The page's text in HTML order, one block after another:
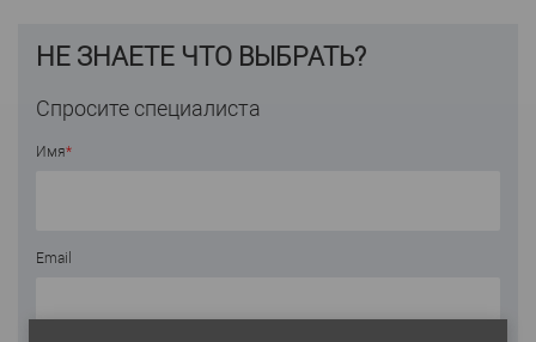
НЕ ЗНАЕТЕ ЧТО ВЫБРАТЬ?
Спросите специалиста
Имя*
Email